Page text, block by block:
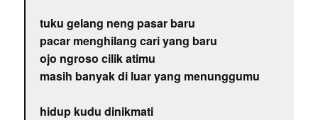
tuku gelang neng pasar baru
pacar menghilang cari yang baru
ojo ngroso cilik atimu
masih banyak di luar yang menunggumu
hidup kudu dinikmati